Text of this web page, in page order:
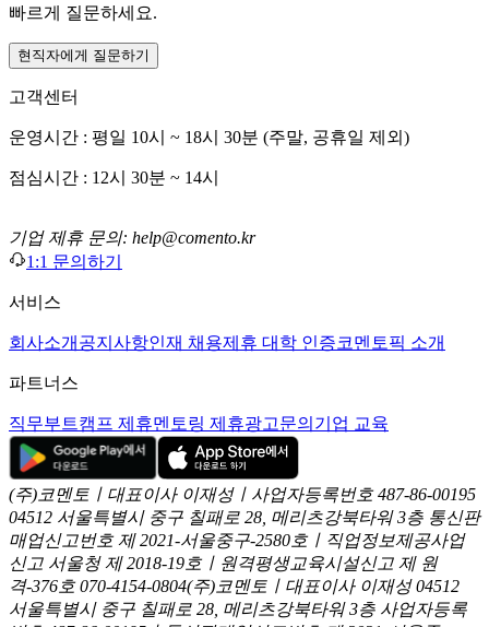
빠르게 질문하세요.
현직자에게 질문하기
고객센터
운영시간 : 평일 10시 ~ 18시 30분 (주말, 공휴일 제외)
점심시간 : 12시 30분 ~ 14시
기업 제휴 문의: help@comento.kr
1:1 문의하기
서비스
회사소개 공지사항인재 채용제휴 대학 인증코멘토픽 소개
파트너스
직무부트캠프 제휴멘토링 제휴광고문의 기업 교육
(주)코멘토ㅣ대표이사 이재성ㅣ사업자등록번호 487-86-00195
04512 서울특별시 중구 칠패로 28, 메리츠강북타워 3층 통신판
매업신고번호 제 2021-서울중구-2580호ㅣ직업정보제공사업
신고 서울청 제 2018-19호ㅣ원격평생교육시설신고 제 원
격-376호 070-4154-0804(주)코멘토ㅣ대표이사 이재성 04512
서울특별시 중구 칠패로 28, 메리츠강북타워 3층 사업자등록